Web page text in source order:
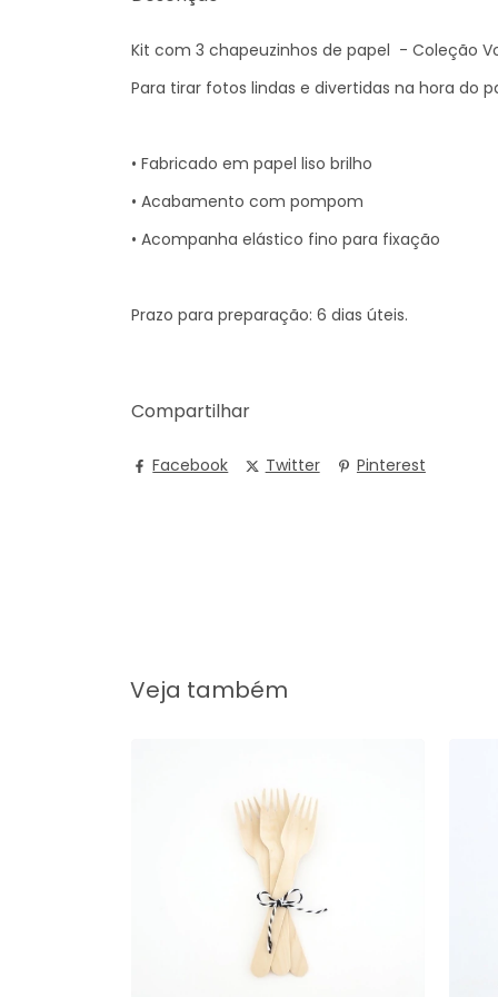
Kit com 3 chapeuzinhos de papel - Coleção
Para tirar fotos lindas e divertidas na hora do
• Fabricado em papel liso brilho
• Acabamento com pompom
• Acompanha elástico fino para fixação
Prazo para preparação: 6 dias úteis.
Compartilhar
Facebook Twitter Pinterest
Veja também